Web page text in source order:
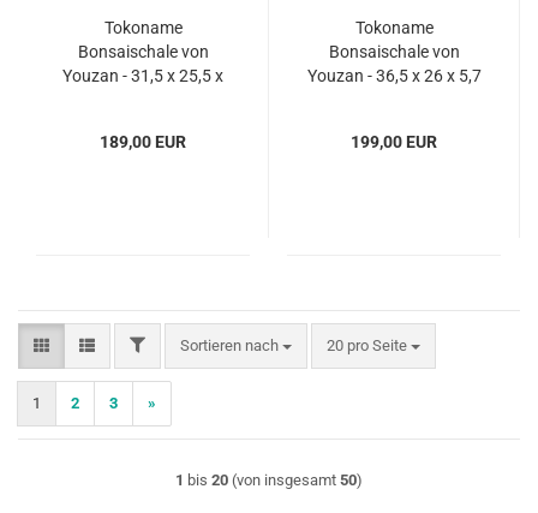
Tokoname
Bonsaischale von
Youzan - 31,5 x 25,5 x
189,00 EUR
Tokoname
Bonsaischale von
Youzan - 36,5 x 26 x 5,7
199,00 EUR
FILTERSortieren nach
Sortieren nach 20 pro Seite
pro Seite
1 2 3 »
1 bis 20 (von insgesamt 50)